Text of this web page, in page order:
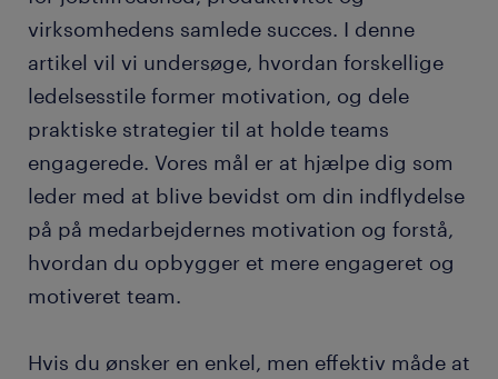
virksomhedens samlede succes. I denne
artikel vil vi undersøge, hvordan forskellige
ledelsesstile former motivation, og dele
praktiske strategier til at holde teams
engagerede. Vores mål er at hjælpe dig som
leder med at blive bevidst om din indflydelse
på på medarbejdernes motivation og forstå,
hvordan du opbygger et mere engageret og
motiveret team.
Hvis du ønsker en enkel, men effektiv måde at